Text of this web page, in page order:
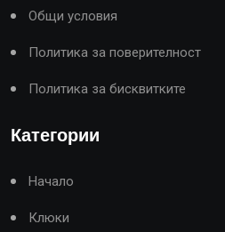
Общи условия
Политика за поверителност
Политика за бисквитките
Категории
Начало
Клюки